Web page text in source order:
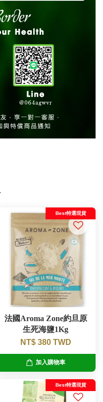
Best特選現貨
法國Aroma Zone約旦原
生死海鹽1Kg
NT$ 380 TWD
加入購物車
Best特選現貨